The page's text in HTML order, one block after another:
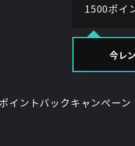
1500ポイ
今レ